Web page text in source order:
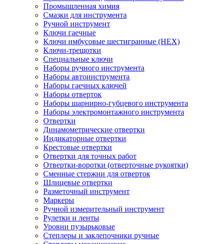
Промышленная химия
Смазки для инструмента
Ручной инструмент
Ключи гаечные
Ключи имбусовые шестигранные (HEX)
Ключи-трещотки
Специальные ключи
Наборы ручного инструмента
Наборы автоинструмента
Наборы гаечных ключей
Наборы отверток
Наборы шарнирно-губцевого инструмента
Наборы электромонтажного инструмента
Отвертки
Динамометрические отвертки
Индикаторные отвертки
Крестовые отвертки
Отвертки для точных работ
Отвертки-воротки (отверточные рукоятки)
Сменные стержни для отверток
Шлицевые отвертки
Разметочный инструмент
Маркеры
Ручной измерительный инструмент
Рулетки и ленты
Уровни пузырьковые
Степлеры и заклепочники ручные